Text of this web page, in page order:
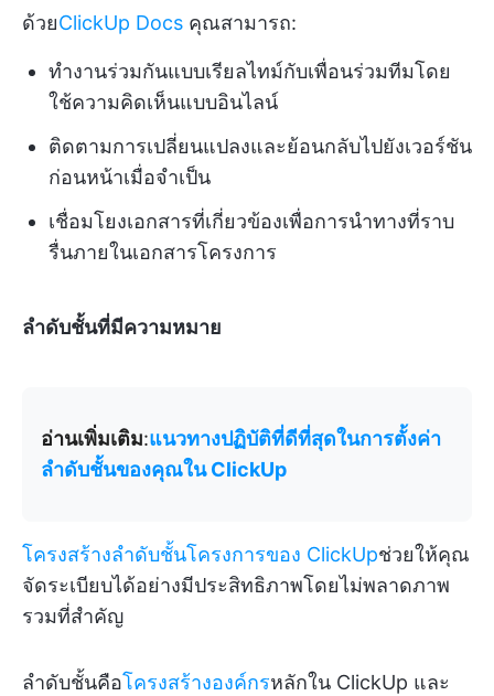
ด้วยClickUp Docs คุณสามารถ:
ทำงานร่วมกันแบบเรียลไทม์กับเพื่อนร่วมทีมโดย
ใช้ความคิดเห็นแบบอินไลน์
ติดตามการเปลี่ยนแปลงและย้อนกลับไปยังเวอร์ชัน
ก่อนหน้าเมื่อจำเป็น
เชื่อมโยงเอกสารที่เกี่ยวข้องเพื่อการนำทางที่ราบ
รื่นภายในเอกสารโครงการ
ลำดับชั้นที่มีความหมาย
อ่านเพิ่มเติม:แนวทางปฏิบัติที่ดีที่สุดในการตั้งค่า
ลำดับชั้นของคุณใน ClickUp
โครงสร้างลำดับชั้นโครงการของ ClickUpช่วยให้คุณ
จัดระเบียบได้อย่างมีประสิทธิภาพโดยไม่พลาดภาพ
รวมที่สำคัญ
ลำดับชั้นคือโครงสร้างองค์กรหลักใน ClickUp และ